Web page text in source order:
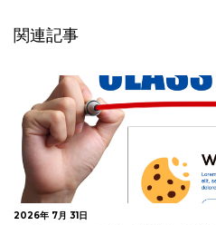
関連記事
2026年 7月 30日